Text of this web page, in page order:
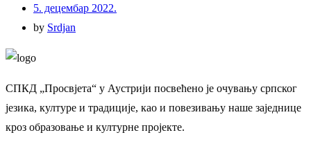
5. децембар 2022.
by Srdjan
СПКД „Просвјета“ у Аустрији посвећено је очувању српског
језика, културе и традиције, као и повезивању наше заједнице
кроз образовање и културне пројекте.